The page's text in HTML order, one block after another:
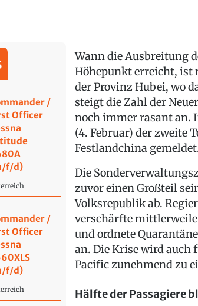
/
Officer
f/d)
/
Officer
f/d)
Wann die Ausbreitung
Höhepunkt erreicht, ist
der Provinz Hubei, wo
steigt die Zahl der
noch immer rasant an.
(4. Februar) der zweite
Festlandchina
Die
zuvor einen Großteil
Volksrepublik ab.
verschärfte
und ordnete
an. Die Krise wird auch
Pacific zunehmend zu
Hälfte der Passagiere